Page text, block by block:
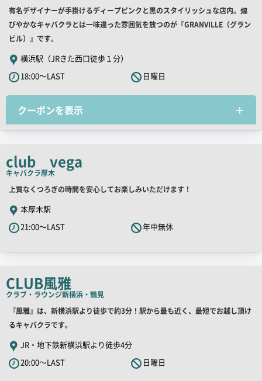
店
舗
PR
キ
ャ
ッ
チ
ピ
有名デザイナーが手掛けるディープピンクと黒のスタイリッシュな店内。煌
びやかなキャバクラとは一味違った雰囲気を放つのが『GRANVILLE（グラン
ビル）』です。
横浜駅（JRきた西口徒歩１分）
18:00～LAST
日曜日
クーポンを表示
club vega
キャバクラ厚木
店
舗
PR
キ
コ
ピ
ー
上質なくつろぎの時間を安心してお楽しみいただけます！
本厚木駅
21:00～LAST
年中無休
CLUB風雅
クラブ・ラウンジ新横浜・鶴見
店
舗
PR
キ
ャ
『風雅』は、新横浜駅より徒歩で約3分！駅から最も近く、最短でお越し頂け
るキャバクラです。
JR・地下鉄新横浜駅より徒歩4分
20:00～LAST
日曜日